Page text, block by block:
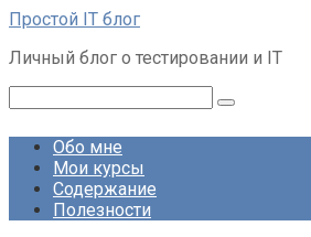
Перейти
контенту
Простой IT блог
Личный блог о тестировании и IT
Обо мне
Мои курсы
Содержание
Полезности